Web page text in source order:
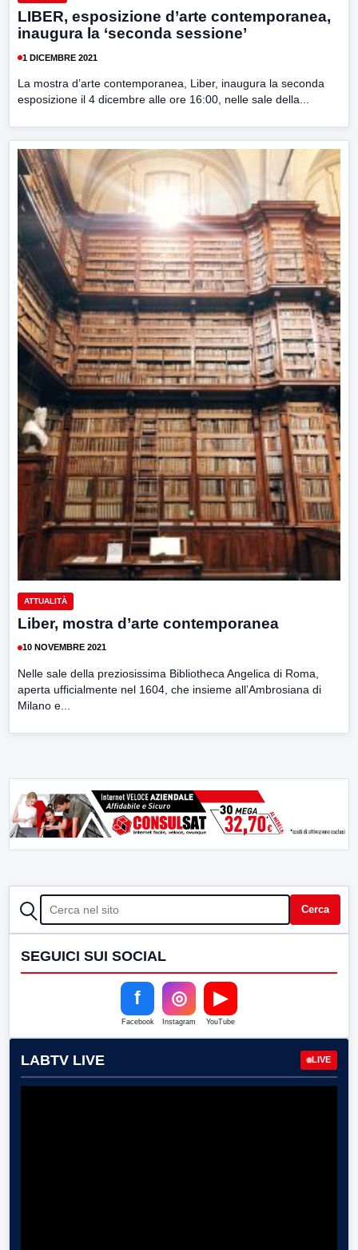
LIBER, esposizione d’arte contemporanea,
inaugura la ‘seconda sessione’
1 DICEMBRE 2021
La mostra d’arte contemporanea, Liber, inaugura la seconda
esposizione il 4 dicembre alle ore 16:00, nelle sale della...
ATTUALITÀ
Liber, mostra d’arte contemporanea
10 NOVEMBRE 2021
Nelle sale della preziosissima Bibliotheca Angelica di Roma,
aperta ufficialmente nel 1604, che insieme all’Ambrosiana di
Milano e...
CERCA Cerca
SEGUICI SUI SOCIAL
f
Facebook
◎
Instagram
▶
YouTube
LABTV LIVE LIVE